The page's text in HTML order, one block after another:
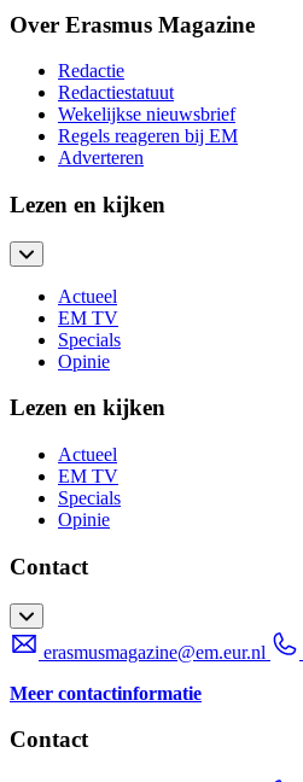
Over Erasmus Magazine
Redactie
Redactiestatuut
Wekelijkse nieuwsbrief
Regels reageren bij EM
Adverteren
Lezen en kijken
Actueel
EM TV
Specials
Opinie
Lezen en kijken
Actueel
EM TV
Specials
Opinie
Contact
erasmusmagazine@em.eur.nl
Meer contactinformatie
Contact